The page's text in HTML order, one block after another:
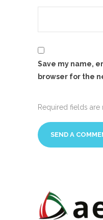
Save my name,
browser for the
Required fields are